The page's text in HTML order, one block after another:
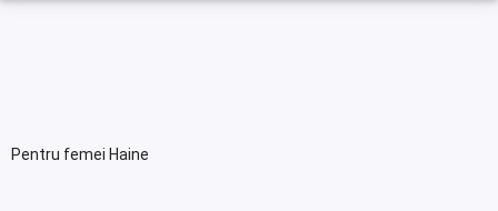
Pentru femei Haine